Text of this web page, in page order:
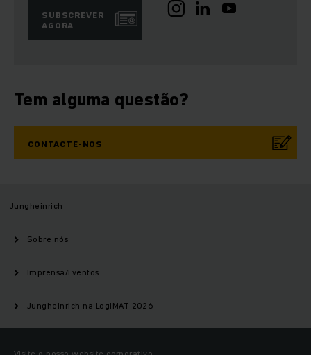
SUBSCREVER
AGORA
Tem alguma questão?
CONTACTE-NOS
Jungheinrich
Sobre nós
Imprensa/Eventos
Jungheinrich na LogiMAT 2026